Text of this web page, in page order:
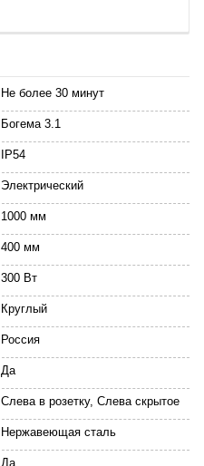
Не более 30 минут
Богема 3.1
IP54
Электрический
1000 мм
400 мм
300 Вт
Круглый
Россия
Да
Слева в розетку, Слева скрытое
Нержавеющая сталь
Да